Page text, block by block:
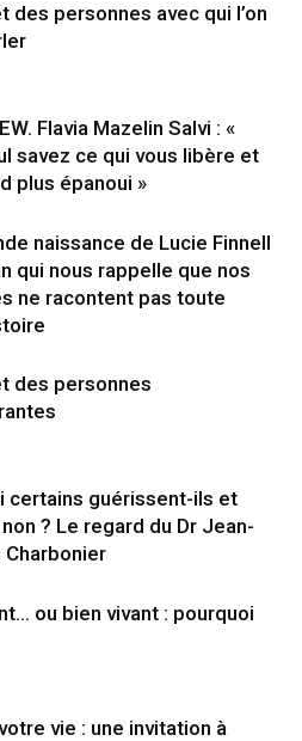
des personnes avec qui l’on
Flavia Mazelin Salvi : «
savez ce qui vous libère et
plus épanoui »
naissance de Lucie Finnell
qui nous rappelle que nos
ne racontent pas toute
des personnes
certains guérissent-ils et
non ? Le regard du Dr Jean-
ou bien vivant : pourquoi
vie : une invitation à